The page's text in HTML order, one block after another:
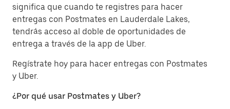
significa que cuando te registres para hacer
entregas con Postmates en Lauderdale Lakes,
tendrás acceso al doble de oportunidades de
entrega a través de la app de Uber.
Regístrate hoy para hacer entregas con Postmates
y Uber.
¿Por qué usar Postmates y Uber?